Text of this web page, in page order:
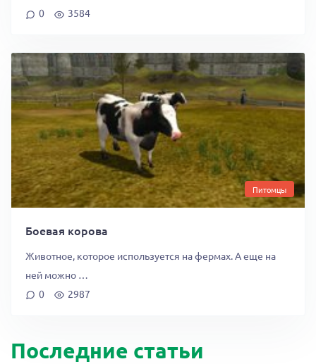
0
3584
Питомцы
Боевая корова
Животное, которое используется на фермах. А еще на
ней можно …
0
2987
Последние статьи